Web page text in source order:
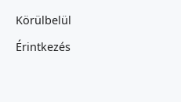
Körülbelül
Érintkezés